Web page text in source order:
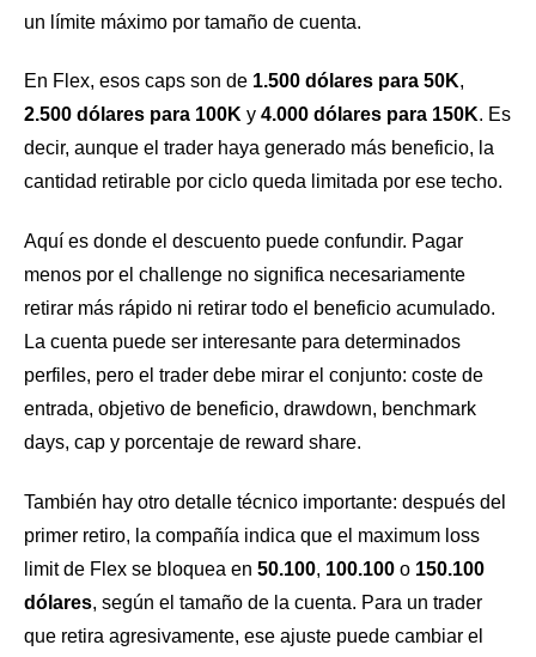
un límite máximo por tamaño de cuenta.
En Flex, esos caps son de 1.500 dólares para 50K,
2.500 dólares para 100K y 4.000 dólares para 150K. Es
decir, aunque el trader haya generado más beneficio, la
cantidad retirable por ciclo queda limitada por ese techo.
Aquí es donde el descuento puede confundir. Pagar
menos por el challenge no significa necesariamente
retirar más rápido ni retirar todo el beneficio acumulado.
La cuenta puede ser interesante para determinados
perfiles, pero el trader debe mirar el conjunto: coste de
entrada, objetivo de beneficio, drawdown, benchmark
days, cap y porcentaje de reward share.
También hay otro detalle técnico importante: después del
primer retiro, la compañía indica que el maximum loss
limit de Flex se bloquea en 50.100, 100.100 o 150.100
dólares, según el tamaño de la cuenta. Para un trader
que retira agresivamente, ese ajuste puede cambiar el